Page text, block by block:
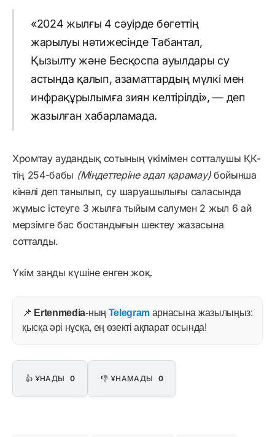
«2024 жылғы 4 сәуірде бөгеттің
жарылуы нәтижесінде Табантал,
Қызылту және Бесқоспа ауылдары су
астында қалып, азаматтардың мүлкі мен
инфрақұрылымға зиян келтірілді», — деп
жазылған хабарламада.
Хромтау аудандық сотының үкімімен сотталушы ҚК-
тің 254-бабы (Мiндеттерiне адал қарамау)бойынша
кінәлі деп танылып, су шаруашылығы саласында
жұмыс істеуге 3 жылға тыйым салумен 2 жыл 6 ай
мерзімге бас бостандығын шектеу жазасына
сотталды.
Үкім заңды күшіне енген жоқ.
📌 Ertenmedia-ның Telegram арнасына жазылыңыз:
қысқа әрі нұсқа, ең өзекті ақпарат осында!
👍 ҰНАДЫ 0 👎 ҰНАМАДЫ 0